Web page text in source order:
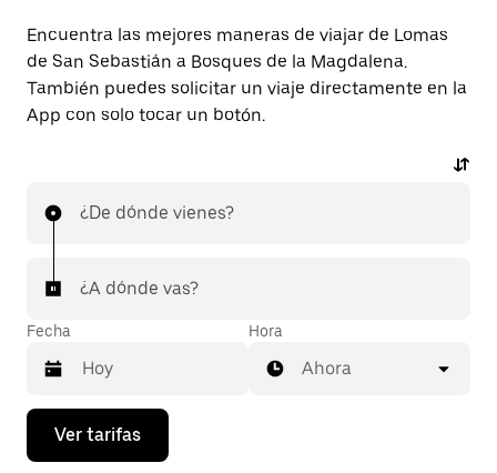
Encuentra las mejores maneras de viajar de Lomas
de San Sebastián a Bosques de la Magdalena.
También puedes solicitar un viaje directamente en la
App con solo tocar un botón.
¿De dónde vienes?
¿A dónde vas?
Fecha
Presiona
flecha
Hora
Ahora
Ver tarifas